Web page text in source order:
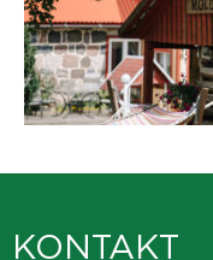
KONTAKT